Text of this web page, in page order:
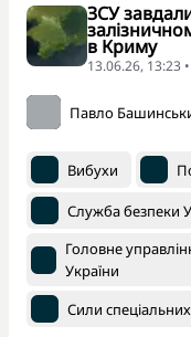
ЗСУ
в Криму
13.06.26, 13:23
Павло
Вибухи
Служба безпеки
Головне
України
Сили